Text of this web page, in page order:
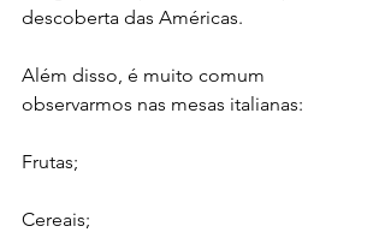
descoberta das Américas.
Além disso, é muito comum
observarmos nas mesas italianas:
Frutas;
Cereais;